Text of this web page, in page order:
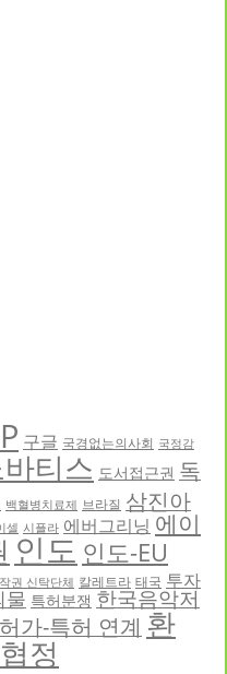
구글 국경없는의사회 국정감
티스 도서접근권 독
백혈병치료제 브라질 삼진아
셀 시플라 에버그리닝 에이
인도 인도-EU
권 신탁단체 칼레트라 태국 투자
물 특허분쟁 한국음악저
허가-특허 연계 환
정